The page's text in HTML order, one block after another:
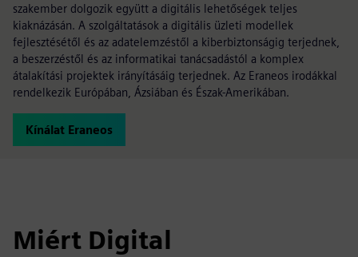
szakember dolgozik együtt a digitális lehetőségek teljes
kiaknázásán. A szolgáltatások a digitális üzleti modellek
fejlesztésétől és az adatelemzéstől a kiberbiztonságig terjednek,
a beszerzéstől és az informatikai tanácsadástól a komplex
átalakítási projektek irányításáig terjednek. Az Eraneos irodákkal
rendelkezik Európában, Ázsiában és Észak-Amerikában.
Kínálat Eraneos
Miért Digital